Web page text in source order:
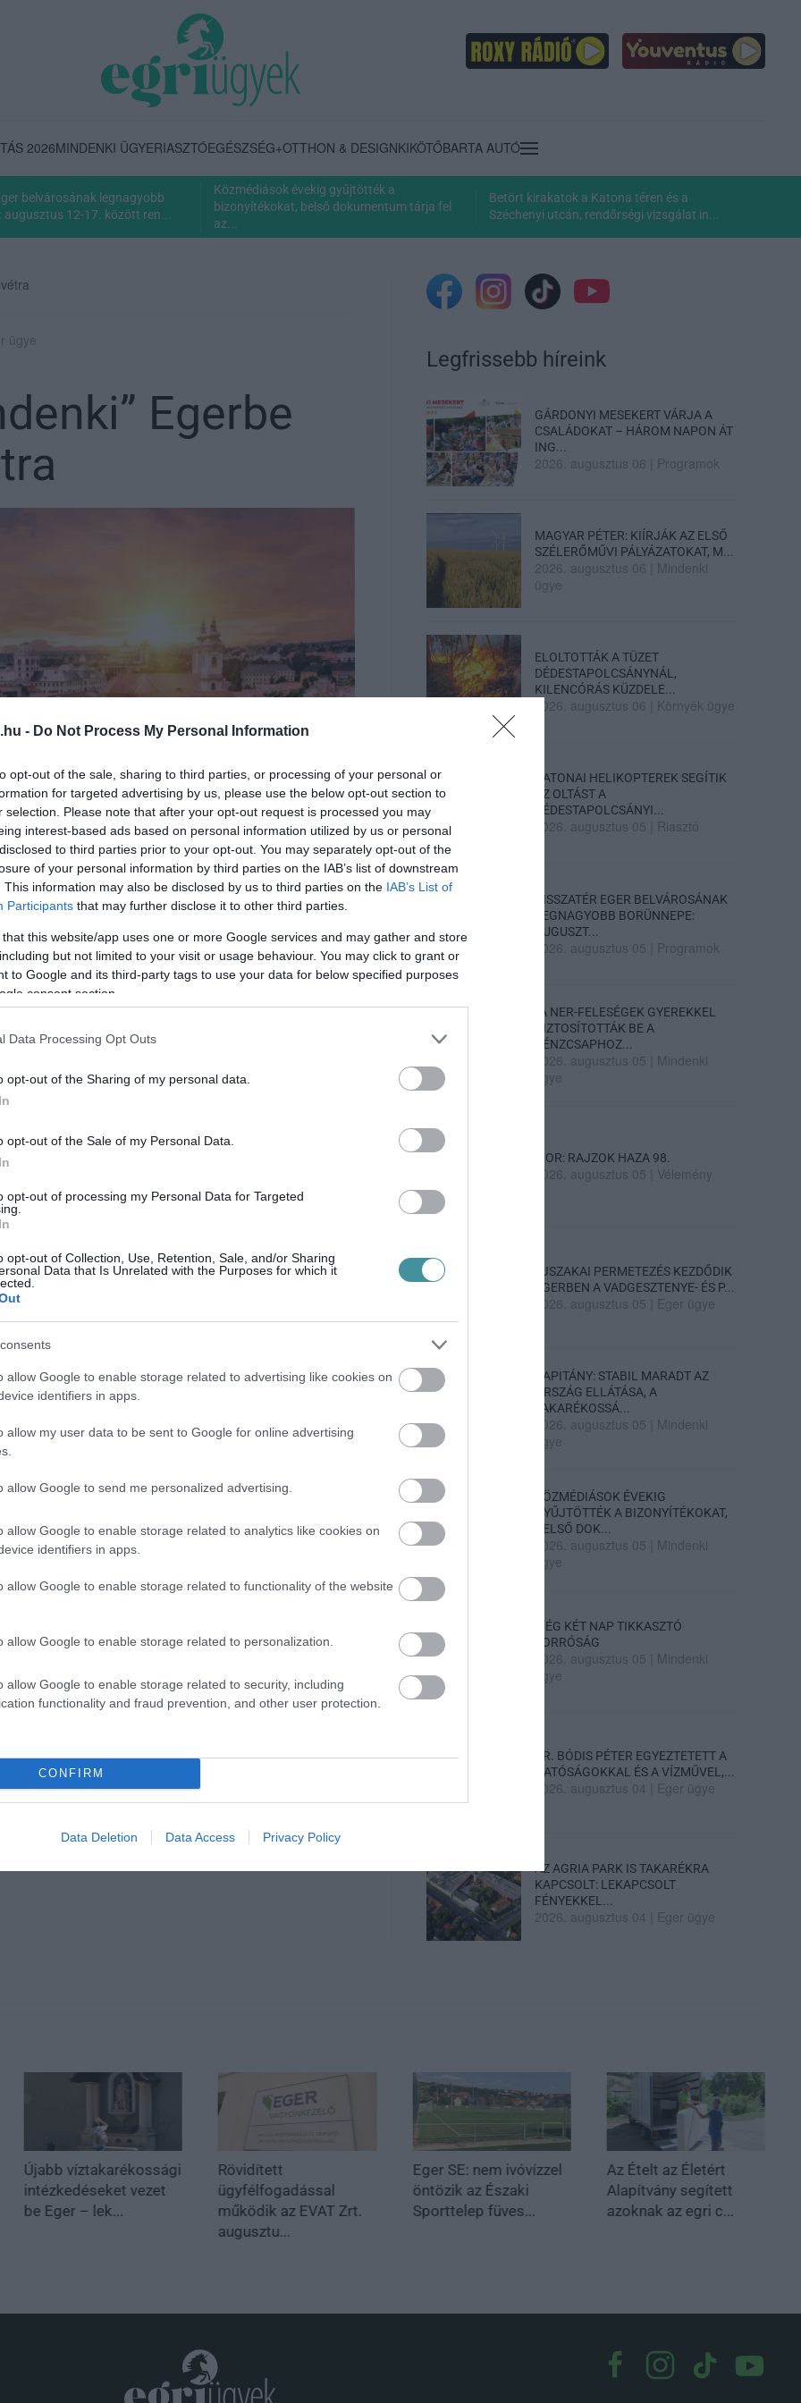
- Do Not Process My Personal Information
opt-out of the sale, sharing to third parties, or processing of your personal or
for targeted advertising by us, please use the below opt-out section to
selection. Please note that after your opt-out request is processed you may
interest-based ads based on personal information utilized by us or personal
to third parties prior to your opt-out. You may separately opt-out of the
of your personal information by third parties on the IAB’s list of downstream
This information may also be disclosed by us to third parties on the IAB’s List of
Participants that may further disclose it to other third parties.
that this website/app uses one or more Google services and may gather and store
but not limited to your visit or usage behaviour. You may click to grant or
to Google and its third-party tags to use your data for below specified purposes
consent section.
Data Processing Opt Outs
opt-out of the Sharing of my personal data.
opt-out of the Sale of my Personal Data.
opt-out of processing my Personal Data for Targeted
opt-out of Collection, Use, Retention, Sale, and/or Sharing
Data that Is Unrelated with the Purposes for which it
allow Google to enable storage related to advertising like cookies on
identifiers in apps.
allow my user data to be sent to Google for online advertising
allow Google to send me personalized advertising.
allow Google to enable storage related to analytics like cookies on
identifiers in apps.
allow Google to enable storage related to functionality of the website
allow Google to enable storage related to personalization.
allow Google to enable storage related to security, including
functionality and fraud prevention, and other user protection.
CONFIRM
Data Deletion Data Access Privacy Policy
2026MINDENKI ÜGYERIASZTÓEGÉSZSÉG+OTTHON & DESIGNKIKÖTŐBARTA AUTÓ
belvárosának legnagyobb
augusztus 12-17. között ren...
Közmédiások évekig gyűjtötték a
bizonyítékokat, belső dokumentum tárja fel
az...
Betört kirakatok a Katona téren és a
Széchenyi utcán, rendőrségi vizsgálat in...
ügye
Egerbe
évhez képest
nőttek az előfoglalások az
a Szallas.hu pénteken az MTI-vel.
amelyek már most teltházasak az
szállások. A foglalások 29 százaléka
vendégházba, 14 százaléka
szól. Egy embernek éjszakánként
19 százalékos drágulás tavalyhoz
oldal.
Pécs és Nyíregyháza a magyarok
Továbbá Hévíz, Szeged, Zalakaros,
a Szallas.hu oldalán.
tudják pontosan összehasonlítani az
a tavalyi pünkösdi előfoglalások
az eddig beérkező foglalásoknál 40
megtett előfoglalásokhoz képest.
az EGRI ÜGYEK Google Hírek oldalán!
Legfrissebb híreink
GÁRDONYI MESEKERT VÁRJA A
CSALÁDOKAT – HÁROM NAPON ÁT
ING...
2026. augusztus 06 Programok
MAGYAR PÉTER: KIÍRJÁK AZ ELSŐ
SZÉLERŐMŰVI PÁLYÁZATOKAT, M...
2026. augusztus 06
Mindenki
ügye
ELOLTOTTÁK A TÜZET
DÉDESTAPOLCSÁNYNÁL,
KILENCÓRÁS KÜZDELE...
2026. augusztus 06 Környék ügye
KATONAI HELIKOPTEREK SEGÍTIK
AZ OLTÁST A
DÉDESTAPOLCSÁNYI...
2026. augusztus 05 Riasztó
VISSZATÉR EGER BELVÁROSÁNAK
LEGNAGYOBB BORÜNNEPE:
AUGUSZT...
2026. augusztus 05 Programok
„A NER-FELESÉGEK GYEREKKEL
BIZTOSÍTOTTÁK BE A
PÉNZCSAPHOZ...
2026. augusztus 05
Mindenki
ügye
SIOR: RAJZOK HAZA 98.
2026. augusztus 05 Vélemény
ÉJSZAKAI PERMETEZÉS KEZDŐDIK
EGERBEN A VADGESZTENYE- ÉS P...
2026. augusztus 05 Eger ügye
KAPITÁNY: STABIL MARADT AZ
ORSZÁG ELLÁTÁSA, A
TAKARÉKOSSÁ...
2026. augusztus 05
Mindenki
ügye
KÖZMÉDIÁSOK ÉVEKIG
GYŰJTÖTTÉK A BIZONYÍTÉKOKAT,
BELSŐ DOK...
2026. augusztus 05
Mindenki
ügye
MÉG KÉT NAP TIKKASZTÓ
FORRÓSÁG
2026. augusztus 05
Mindenki
ügye
DR. BÓDIS PÉTER EGYEZTETETT A
HATÓSÁGOKKAL ÉS A VÍZMŰVEL,...
2026. augusztus 04 Eger ügye
AZ AGRIA PARK IS TAKARÉKRA
KAPCSOLT: LEKAPCSOLT
FÉNYEKKEL...
2026. augusztus 04 Eger ügye
Újabb víztakarékossági
intézkedéseket vezet
be Eger – lek...
Rövidített
ügyfélfogadással
működik az EVAT Zrt.
augusztu...
Eger SE: nem ivóvízzel
öntözik az Északi
Sporttelep füves...
Az Ételt az Életért
Alapítvány segített
azoknak az egri c...